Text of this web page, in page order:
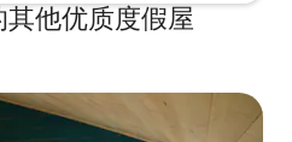
他优质度假屋